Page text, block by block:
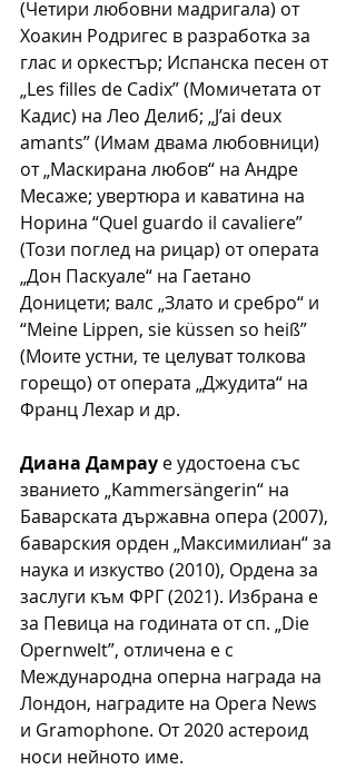
(Четири любовни мадригала) от
Хоакин Родригес в разработка за
глас и оркестър; Испанска песен от
„Les filles de Cadix” (Момичетата от
Кадис) на Лео Делиб; „J’ai deux
amants” (Имам двама любовници)
от „Маскирана любов“ на Андре
Месаже; увертюра и каватина на
Норина “Quel guardo il cavaliere”
(Този поглед на рицар) от операта
„Дон Паскуале“ на Гаетано
Доницети; валс „Злато и сребро“ и
“Meine Lippen, sie küssen so heiß”
(Моите устни, те целуват толкова
горещо) от операта „Джудита“ на
Франц Лехар и др.
Диана Дамрау е удостоена със
званието „Kammersängerin“ на
Баварската държавна опера (2007),
баварския орден „Максимилиан“ за
наука и изкуство (2010), Ордена за
заслуги към ФРГ (2021). Избрана е
за Певица на годината oт сп. „Die
Opernwelt”, отличена е с
Международна оперна награда на
Лондон, наградите на Opera News
и Gramophone. От 2020 астероид
носи нейното име.